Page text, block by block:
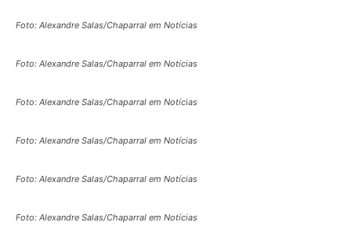
Foto: Alexandre Salas/Chaparral em Notícias
Foto: Alexandre Salas/Chaparral em Notícias
Foto: Alexandre Salas/Chaparral em Notícias
Foto: Alexandre Salas/Chaparral em Notícias
Foto: Alexandre Salas/Chaparral em Notícias
Foto: Alexandre Salas/Chaparral em Notícias